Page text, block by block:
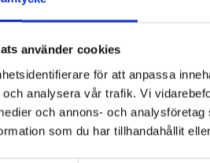
använder cookies
för att anpassa
analysera vår trafik. Vi
och annons- och
som du har tillhandahållit
på
KULLAGRADE HJUL
Skjutpartierna är försedda med